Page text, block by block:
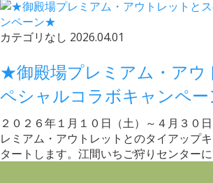
カテゴリなし 2026.04.01
★御殿場プレミアム・アウ
ペシャルコラボキャンペ
２０２６年１月１０日（土）～４月３０
レミアム・アウトレットとのタイアップ
タートします。江間いちご狩りセンター